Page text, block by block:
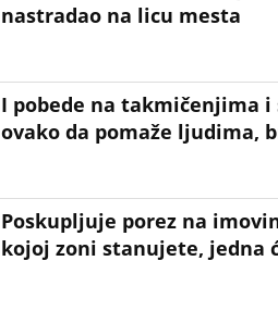
nastradao na licu mesta
I pobede na takmičenjima i
ovako da pomaže ljudima,
Poskupljuje porez na
kojoj zoni stanujete, jedna